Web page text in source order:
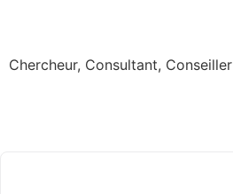
Chercheur, Consultant, Conseiller